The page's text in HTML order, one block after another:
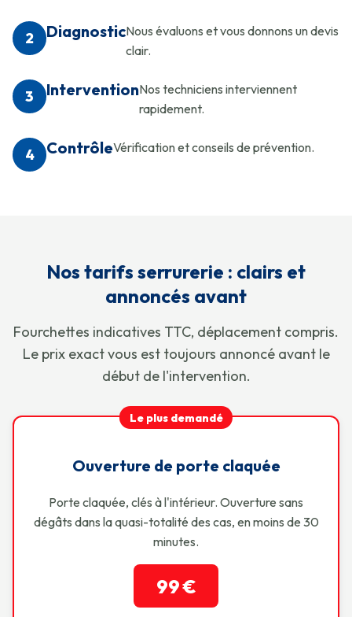
2 DiagnosticNous évaluons et vous donnons un devis
clair.
3 InterventionNos techniciens interviennent
rapidement.
4 ContrôleVérification et conseils de prévention.
Nos tarifs serrurerie : clairs et
annoncés avant
Fourchettes indicatives TTC, déplacement compris.
Le prix exact vous est toujours annoncé avant le
début de l'intervention.
Le plus demandé
Ouverture de porte claquée
Porte claquée, clés à l'intérieur. Ouverture sans
dégâts dans la quasi-totalité des cas, en moins de 30
minutes.
99 €